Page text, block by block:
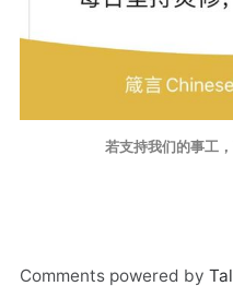
若支持我们的事工
Comments powered by